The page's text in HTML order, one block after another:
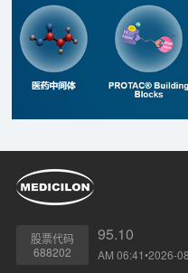
股票代码
688202
95.10
AM 06:41•2026-